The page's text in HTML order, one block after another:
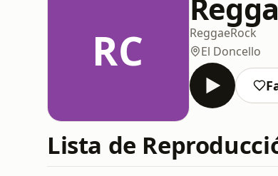
RC ReggaeRock
El Doncello
Lista de